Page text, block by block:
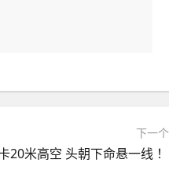
下一个
米高空 头朝下命悬一线 ！